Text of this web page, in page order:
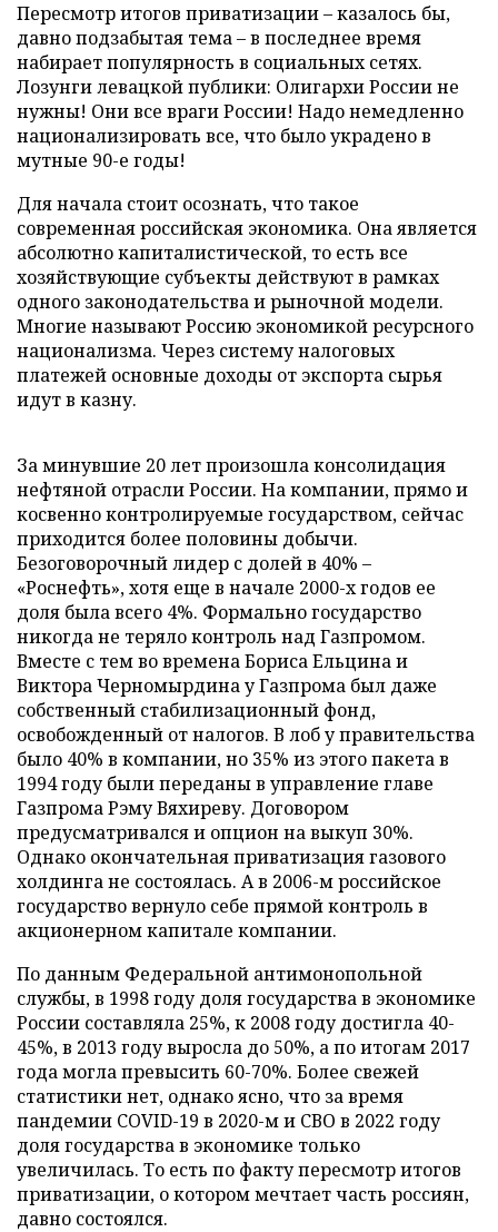
Пересмотр итогов приватизации – казалось бы,
давно подзабытая тема – в последнее время
набирает популярность в социальных сетях.
Лозунги левацкой публики: Олигархи России не
нужны! Они все враги России! Надо немедленно
национализировать все, что было украдено в
мутные 90-е годы!
Для начала стоит осознать, что такое
современная российская экономика. Она является
абсолютно капиталистической, то есть все
хозяйствующие субъекты действуют в рамках
одного законодательства и рыночной модели.
Многие называют Россию экономикой ресурсного
национализма. Через систему налоговых
платежей основные доходы от экспорта сырья
идут в казну.
За минувшие 20 лет произошла консолидация
нефтяной отрасли России. На компании, прямо и
косвенно контролируемые государством, сейчас
приходится более половины добычи.
Безоговорочный лидер с долей в 40% –
«Роснефть», хотя еще в начале 2000-х годов ее
доля была всего 4%. Формально государство
никогда не теряло контроль над Газпромом.
Вместе с тем во времена Бориса Ельцина и
Виктора Черномырдина у Газпрома был даже
собственный стабилизационный фонд,
освобожденный от налогов. В лоб у правительства
было 40% в компании, но 35% из этого пакета в
1994 году были переданы в управление главе
Газпрома Рэму Вяхиреву. Договором
предусматривался и опцион на выкуп 30%.
Однако окончательная приватизация газового
холдинга не состоялась. А в 2006-м российское
государство вернуло себе прямой контроль в
акционерном капитале компании.
По данным Федеральной антимонопольной
службы, в 1998 году доля государства в экономике
России составляла 25%, к 2008 году достигла 40-
45%, в 2013 году выросла до 50%, а по итогам 2017
года могла превысить 60-70%. Более свежей
статистики нет, однако ясно, что за время
пандемии COVID-19 в 2020-м и СВО в 2022 году
доля государства в экономике только
увеличилась. То есть по факту пересмотр итогов
приватизации, о котором мечтает часть россиян,
давно состоялся.